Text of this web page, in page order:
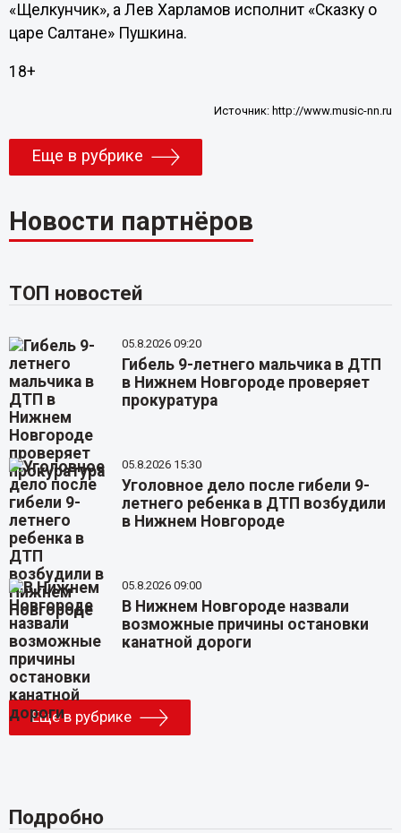
«Щелкунчик», а Лев Харламов исполнит «Сказку о
царе Салтане» Пушкина.
18+
Источник: http://www.music-nn.ru
Еще в рубрике
Новости партнёров
ТОП новостей
05.8.2026 09:20
Гибель 9-летнего мальчика в ДТП
в Нижнем Новгороде проверяет
прокуратура
05.8.2026 15:30
Уголовное дело после гибели 9-
летнего ребенка в ДТП возбудили
в Нижнем Новгороде
05.8.2026 09:00
В Нижнем Новгороде назвали
возможные причины остановки
канатной дороги
Еще в рубрике
Подробно